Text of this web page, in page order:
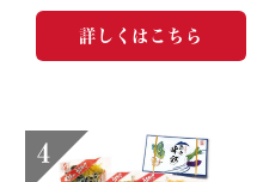
詳しくはこちら